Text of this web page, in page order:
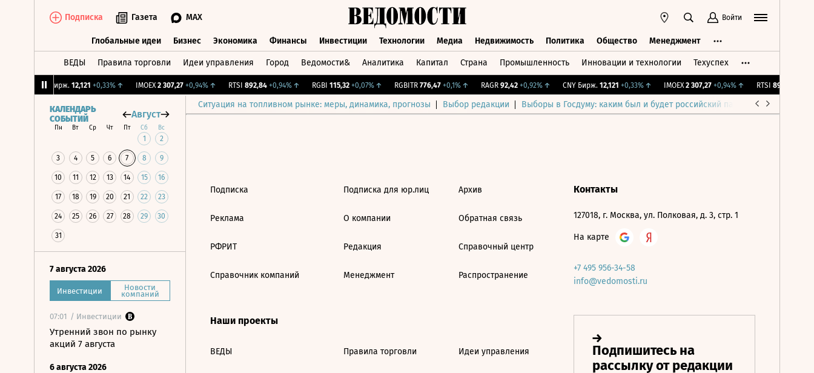
Подписка Газета MAX Войти
Глобальные идеи Бизнес Экономика Финансы Инвестиции Технологии Медиа Недвижимость Политика Общество Менеджмент
ВЕДЫ Правила торговли Идеи управления Город Ведомости& Аналитика Капитал Страна Промышленность Инновации и технологии Техуспех
CNY Бирж. 12,121 +0,33%↑ IMOEX 2 307,27 +0,94%↑ RTSI 892,84 +0,94%↑ RGBI 115,32 +0,07%↑ RGBITR 776,47 +0,1%↑ RAGR 92,42 +0,92%↑ CNY Бирж. 12,121 +0,33%↑ IMOEX 2 307,27 +0,94%↑ RTSI 892,84
Ситуация на топливном рынке: меры, динамика, прогнозы Выбор редакции Выборы в Госдуму: каким был и будет российский парламент
КАЛЕНДАРЬ
СОБЫТИЙ
Август
Пн Вт Ср Чт Пт Сб Вс
1 2
3 4 5 6 7 8 9
10 11 12 13 14 15 16
17 18 19 20 21 22 23
24 25 26 27 28 29 30
31
7 августа 2026
Инвестиции Новости
компаний
07:01 / Инвестиции
Утренний звон по рынку
акций 7 августа
6 августа 2026
Подписка
Реклама
РФРИТ
Справочник компаний
Подписка для юр.лиц
О компании
Редакция
Менеджмент
Архив
Обратная связь
Справочный центр
Распространение
Наши проекты
ВЕДЫ Правила торговли Идеи управления
Контакты
127018, г. Москва, ул. Полковая, д. 3, стр. 1
На карте
+7 495 956-34-58
info@vedomosti.ru